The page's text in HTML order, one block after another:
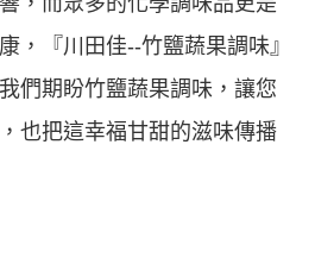
，『川田佳--竹鹽蔬果調味』
們期盼竹鹽蔬果調味，讓您
也把這幸福甘甜的滋味傳播